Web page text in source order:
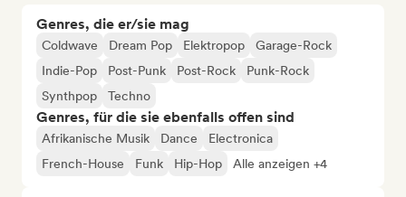
Genres, die er/sie mag
Coldwave Dream Pop Elektropop
Garage-Rock
Indie-Pop
Post-Punk Post-Rock
Punk-Rock
Synthpop
Techno
Genres, für die sie ebenfalls offen sind
Afrikanische Musik Dance
Electronica
French-House
Funk Hip-Hop Alle anzeigen +4